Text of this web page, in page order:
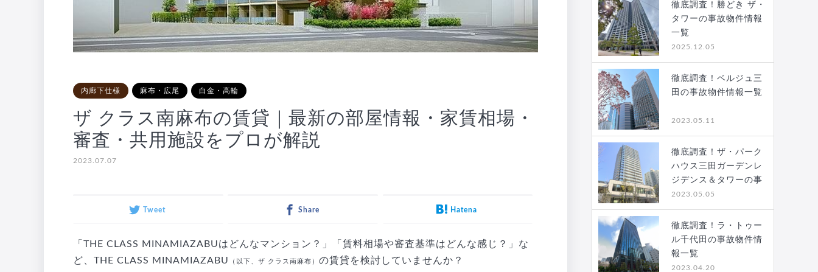
内廊下仕様 麻布・広尾 白金・高輪
ザ クラス南麻布の賃貸｜最新の部屋情報・家賃相場・
審査・共用施設をプロが解説
2023.07.07
Tweet Share Hatena
「THE CLASS MINAMIAZABUはどんなマンション？」「賃料相場や審査基準はどんな感じ？」な
ど、THE CLASS MINAMIAZABU
（以下、ザ クラス南麻布） の賃貸を検討していませんか？
徹底調査！勝どき ザ・
タワーの事故物件情報
一覧
2025.12.05
徹底調査！ベルジュ三
田の事故物件情報一覧
2023.05.11
徹底調査！ザ・パーク
ハウス三田ガーデンレ
ジデンス＆タワーの事
故…
2023.05.05
徹底調査！ラ・トゥー
ル千代田の事故物件情
報一覧
2023.04.20